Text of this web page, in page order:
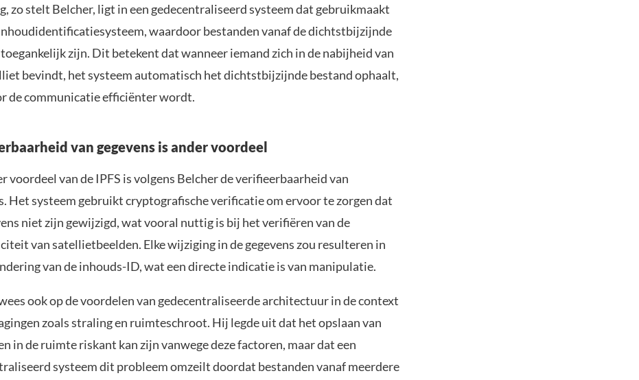
zo stelt Belcher, ligt in een gedecentraliseerd systeem dat gebruikmaakt
waardoor bestanden vanaf de dichtstbijzijnde
zijn. Dit betekent dat wanneer iemand zich in de nabijheid van
bevindt, het systeem automatisch het dichtstbijzijnde bestand ophaalt,
de communicatie efficiënter wordt.
van gegevens is ander voordeel
voordeel van de IPFS is volgens Belcher de verifieerbaarheid van
Het systeem gebruikt cryptografische verificatie om ervoor te zorgen dat
niet zijn gewijzigd, wat vooral nuttig is bij het verifiëren van de
van satellietbeelden. Elke wijziging in de gegevens zou resulteren in
van de inhouds-ID, wat een directe indicatie is van manipulatie.
ook op de voordelen van gedecentraliseerde architectuur in de context
zoals straling en ruimteschroot. Hij legde uit dat het opslaan van
in de ruimte riskant kan zijn vanwege deze factoren, maar dat een
systeem dit probleem omzeilt doordat bestanden vanaf meerdere